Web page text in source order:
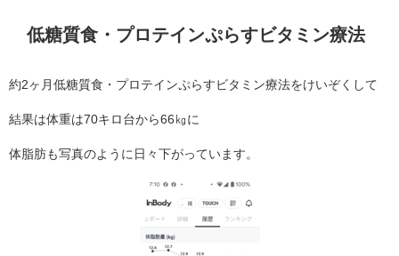
低糖質食・プロテインぷらすビタミン療法
約2ヶ月低糖質食・プロテインぷらすビタミン療法をけいぞくして
結果は体重は70キロ台から66㎏に
体脂肪も写真のように日々下がっています。